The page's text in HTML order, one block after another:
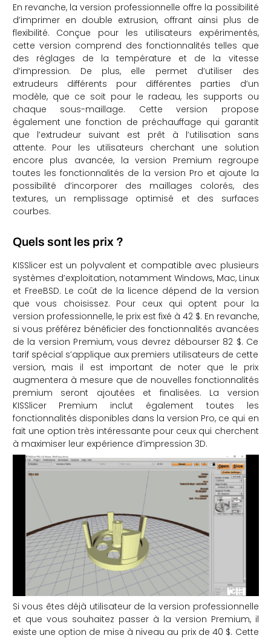
En revanche, la version professionnelle offre la possibilité
d’imprimer en double extrusion, offrant ainsi plus de
flexibilité. Conçue pour les utilisateurs expérimentés,
cette version comprend des fonctionnalités telles que
des réglages de la température et de la vitesse
d’impression. De plus, elle permet d’utiliser des
extrudeurs différents pour différentes parties d’un
modèle, que ce soit pour le radeau, les supports ou
chaque sous-maillage. Cette version propose
également une fonction de préchauffage qui garantit
que l’extrudeur suivant est prêt à l’utilisation sans
attente. Pour les utilisateurs cherchant une solution
encore plus avancée, la version Premium regroupe
toutes les fonctionnalités de la version Pro et ajoute la
possibilité d’incorporer des maillages colorés, des
textures, un remplissage optimisé et des surfaces
courbes.
Quels sont les prix ?
KISSlicer est un polyvalent et compatible avec plusieurs
systèmes d’exploitation, notamment Windows, Mac, Linux
et FreeBSD. Le coût de la licence dépend de la version
que vous choisissez. Pour ceux qui optent pour la
version professionnelle, le prix est fixé à 42 $. En revanche,
si vous préférez bénéficier des fonctionnalités avancées
de la version Premium, vous devrez débourser 82 $. Ce
tarif spécial s’applique aux premiers utilisateurs de cette
version, mais il est important de noter que le prix
augmentera à mesure que de nouvelles fonctionnalités
premium seront ajoutées et finalisées. La version
KISSlicer Premium inclut également toutes les
fonctionnalités disponibles dans la version Pro, ce qui en
fait une option très intéressante pour ceux qui cherchent
à maximiser leur expérience d’impression 3D.
Si vous êtes déjà utilisateur de la version professionnelle
et que vous souhaitez passer à la version Premium, il
existe une option de mise à niveau au prix de 40 $. Cette